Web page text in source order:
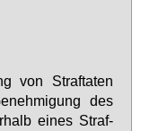
von Straf­ta­ten
des
ei­nes Straf­